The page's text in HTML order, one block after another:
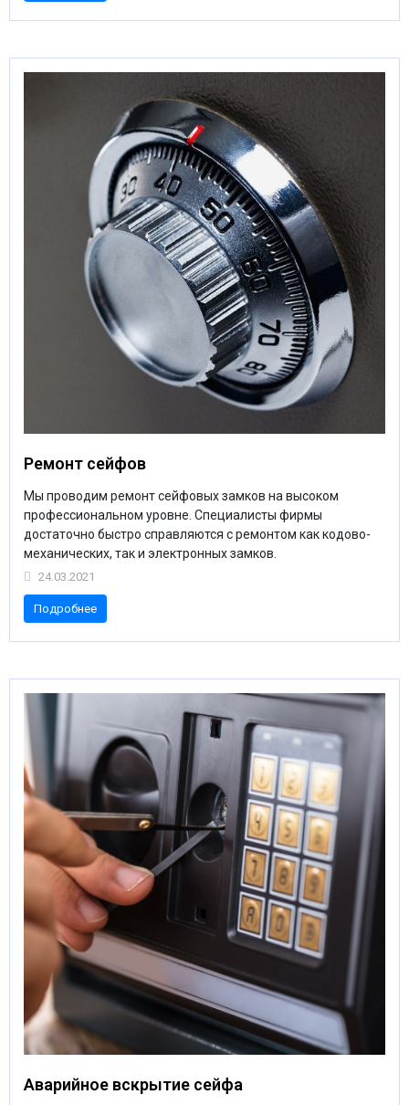
Ремонт сейфов
Мы проводим ремонт сейфовых замков на высоком
профессиональном уровне. Специалисты фирмы
достаточно быстро справляются с ремонтом как кодово-
механических, так и электронных замков.
24.03.2021
Подробнее
Аварийное вскрытие сейфа